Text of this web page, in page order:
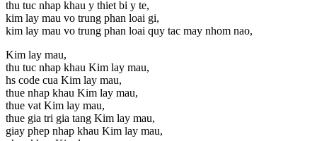
thu tuc nhap khau y thiet bi y te,
kim lay mau vo trung phan loai gi,
kim lay mau vo trung phan loai quy tac may nhom nao,
Kim lay mau,
thu tuc nhap khau Kim lay mau,
hs code cua Kim lay mau,
thue nhap khau Kim lay mau,
thue vat Kim lay mau,
thue gia tri gia tang Kim lay mau,
giay phep nhap khau Kim lay mau,